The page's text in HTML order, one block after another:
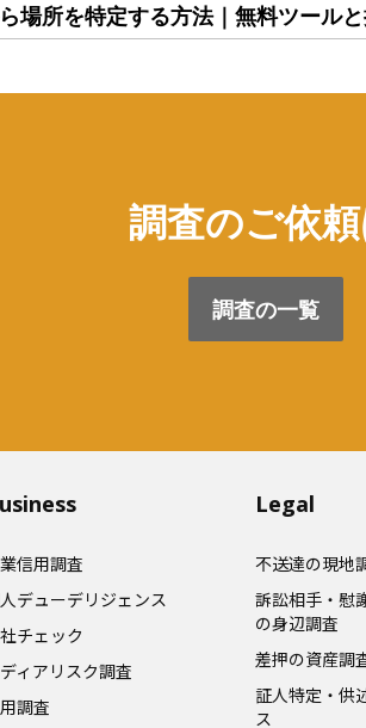
場所を特定する方法｜無料ツール
調査のご依
調査の一覧
信用調査
デューデリジェンス
チェック
ィアリスク調査
調査
Legal
不送達の現地
訴訟相手・慰
の身辺調査
差押の資産調
証人特定・供
ス